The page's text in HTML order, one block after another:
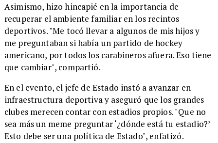
Asimismo, hizo hincapié en la importancia de
recuperar el ambiente familiar en los recintos
deportivos. "Me tocó llevar a algunos de mis hijos y
me preguntaban si había un partido de hockey
americano, por todos los carabineros afuera. Eso tiene
que cambiar", compartió.
En el evento, el jefe de Estado instó a avanzar en
infraestructura deportiva y aseguró que los grandes
clubes merecen contar con estadios propios. "Que no
sea más un meme preguntar ‘¿dónde está tu estadio?’
Esto debe ser una política de Estado", enfatizó.